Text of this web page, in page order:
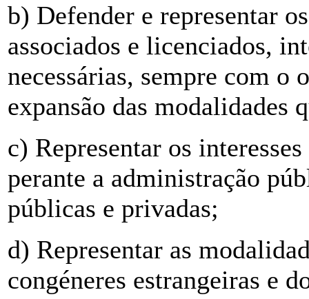
b) Defender e representar
associados e licenciados,
necessárias, sempre com o
expansão das modalidades
c) Representar os
perante a administração
públicas e privadas;
d) Representar as
congéneres estrangeiras e